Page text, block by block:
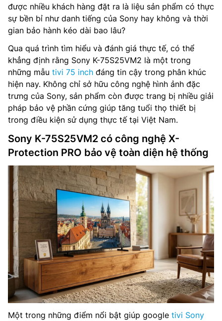
được nhiều khách hàng đặt ra là liệu sản phẩm có thực
sự bền bỉ như danh tiếng của Sony hay không và thời
gian bảo hành kéo dài bao lâu?
Qua quá trình tìm hiểu và đánh giá thực tế, có thể
khẳng định rằng Sony K-75S25VM2 là một trong
những mẫu tivi 75 inch đáng tin cậy trong phân khúc
hiện nay. Không chỉ sở hữu công nghệ hình ảnh đặc
trưng của Sony, sản phẩm còn được trang bị nhiều giải
pháp bảo vệ phần cứng giúp tăng tuổi thọ thiết bị
trong điều kiện sử dụng thực tế tại Việt Nam.
Sony K-75S25VM2 có công nghệ X-
Protection PRO bảo vệ toàn diện hệ thống
Một trong những điểm nổi bật giúp google tivi Sony